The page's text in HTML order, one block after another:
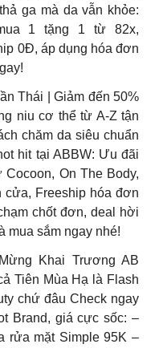
ga mà da vẫn khỏe:
1 tặng 1 từ 82x,
0Đ, áp dụng hóa đơn
Thái | Giảm đến 50%
niu cơ thể từ A-Z tận
chăm da siêu chuẩn
hit tại ABBW: Ưu đãi
On The Body,
cửa, Freeship hóa đơn
chốt đơn, deal hời
mua sắm ngay nhé!
Khai Trương AB
Tiên Mùa Hạ là Flash
chứ đâu Check ngay
Brand, giá cực sốc: –
rửa mặt Simple 95K –